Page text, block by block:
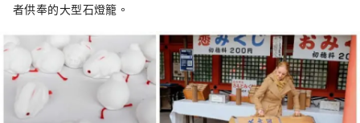
者供奉的大型石燈籠。